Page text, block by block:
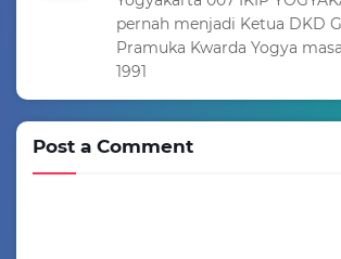
pernah menjadi Ketua DKD
Pramuka Kwarda Yogya
1991
Post a Comment